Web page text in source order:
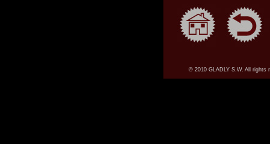
© 2010 GLADLY S.W. All